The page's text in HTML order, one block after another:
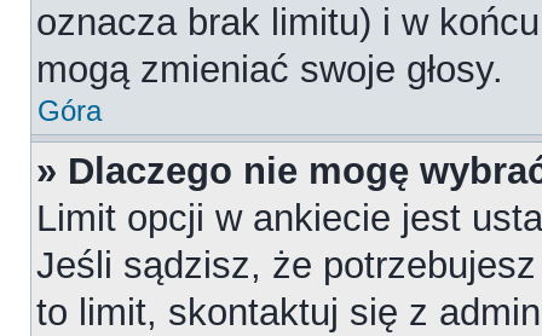
oznacza brak limitu) i w
mogą zmieniać swoje głosy.
Góra
» Dlaczego nie mogę
Limit opcji w ankiecie jest
Jeśli sądzisz, że
to limit, skontaktuj się z